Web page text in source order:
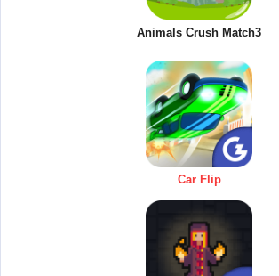
Animals Crush Match3
Car Flip